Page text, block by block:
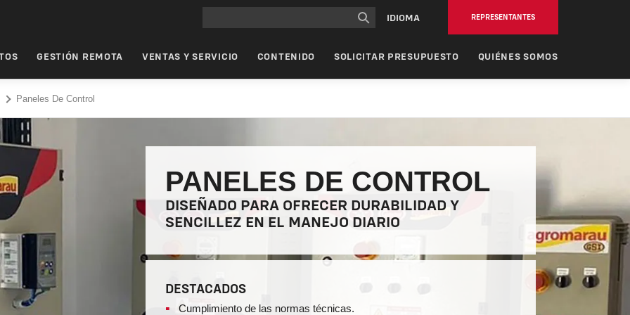
IDIOMA REPRESENTANTES
GESTIÓN REMOTA VENTAS Y SERVICIO CONTENIDO SOLICITAR PRESUPUESTO QUIÉNES SOMOS
Paneles De Control
PANELES DE CONTROL
DISEÑADO PARA OFRECER DURABILIDAD Y
SENCILLEZ EN EL MANEJO DIARIO
DESTACADOS
Cumplimiento de las normas técnicas.